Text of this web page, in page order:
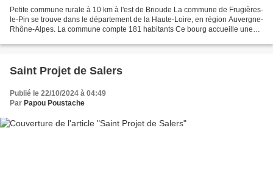
Petite commune rurale à 10 km à l'est de Brioude La commune de Frugières-
le-Pin se trouve dans le département de la Haute-Loire, en région Auvergne-
Rhône-Alpes. La commune compte 181 habitants Ce bourg accueille une
Saint Projet de Salers
Publié le 22/10/2024 à 04:49
Par Papou Poustache